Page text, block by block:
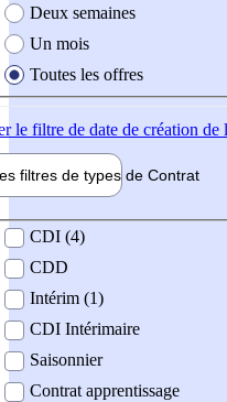
Deux semaines
Un mois
Toutes les offres
le filtre de date de création de
filtres de types de Contrat
contrat
CDI (4)
CDD
Intérim (1)
CDI Intérimaire
Saisonnier
Contrat apprentissage